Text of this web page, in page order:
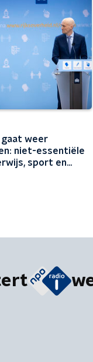
gaat weer
niet-essentiële
sport en